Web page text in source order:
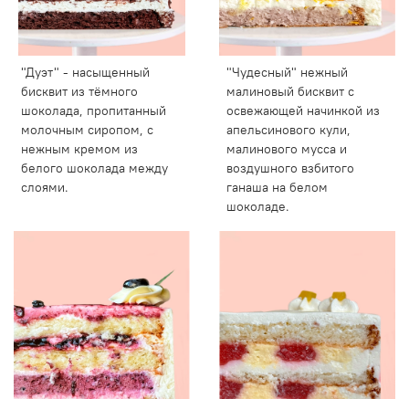
"Дуэт" - насыщенный
бисквит из тёмного
шоколада, пропитанный
молочным сиропом, с
нежным кремом из
белого шоколада между
слоями.
"Чудесный" нежный
малиновый бисквит с
освежающей начинкой из
апельсинового кули,
малинового мусса и
воздушного взбитого
ганаша на белом
шоколаде.